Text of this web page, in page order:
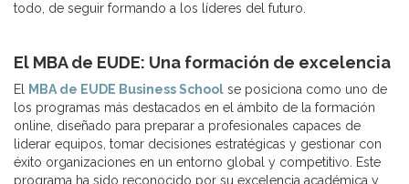
todo, de seguir formando a los líderes del futuro.
El MBA de EUDE: Una formación de excelencia
El MBA de EUDE Business School se posiciona como uno de
los programas más destacados en el ámbito de la formación
online, diseñado para preparar a profesionales capaces de
liderar equipos, tomar decisiones estratégicas y gestionar con
éxito organizaciones en un entorno global y competitivo. Este
programa ha sido reconocido por su excelencia académica y